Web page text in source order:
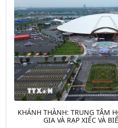
KHÁNH THÀNH: TRUNG TÂM
GIA VÀ RẠP XIẾC VÀ